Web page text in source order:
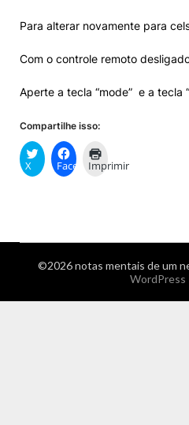
Para alterar novamente para
Com o controle remoto
Aperte a tecla “mode” e a tecla
Compartilhe isso:
X FacebookImprimir
©2026 notas mentais de um
WordPress